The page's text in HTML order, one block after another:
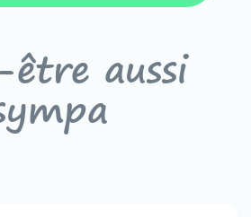
aussi